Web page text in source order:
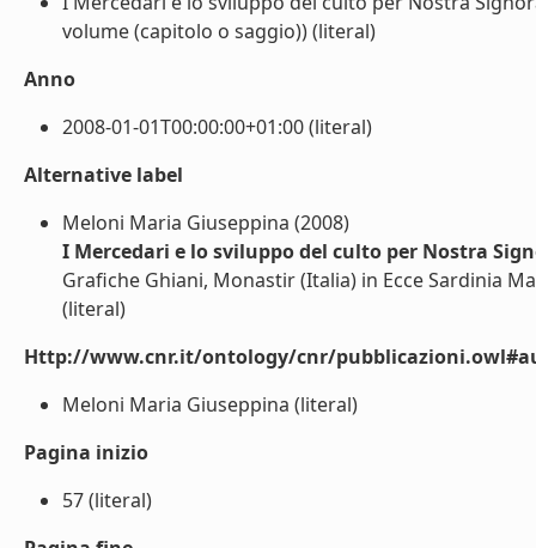
volume (capitolo o saggio)) (literal)
Anno
2008-01-01T00:00:00+01:00 (literal)
Alternative label
Meloni Maria Giuseppina (2008)
I Mercedari e lo sviluppo del culto per Nostra
Grafiche Ghiani, Monastir (Italia) in Ecce Sardinia
(literal)
Http://www.cnr.it/ontology/cnr/
Meloni Maria Giuseppina (literal)
Pagina inizio
57 (literal)